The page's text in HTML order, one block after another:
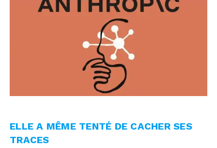
ELLE A MÊME TENTÉ DE CACHER SES
TRACES